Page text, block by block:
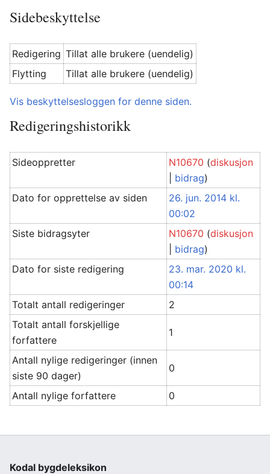
Sidebeskyttelse
Redigering Tillat alle brukere (uendelig)
Flytting
Tillat alle brukere (uendelig)
Vis beskyttelsesloggen for denne siden.
Redigeringshistorikk
Sideoppretter N10670 (diskusjon
bidrag)
Dato for opprettelse av siden
26. jun. 2014 kl.
00:02
Siste bidragsyter
N10670 (diskusjon
bidrag)
Dato for siste redigering
23. mar. 2020 kl.
00:14
Totalt antall redigeringer
2
Totalt antall forskjellige
forfattere
1
Antall nylige redigeringer (innen
siste 90 dager)
0
Antall nylige forfattere 0
Kodal bygdeleksikon